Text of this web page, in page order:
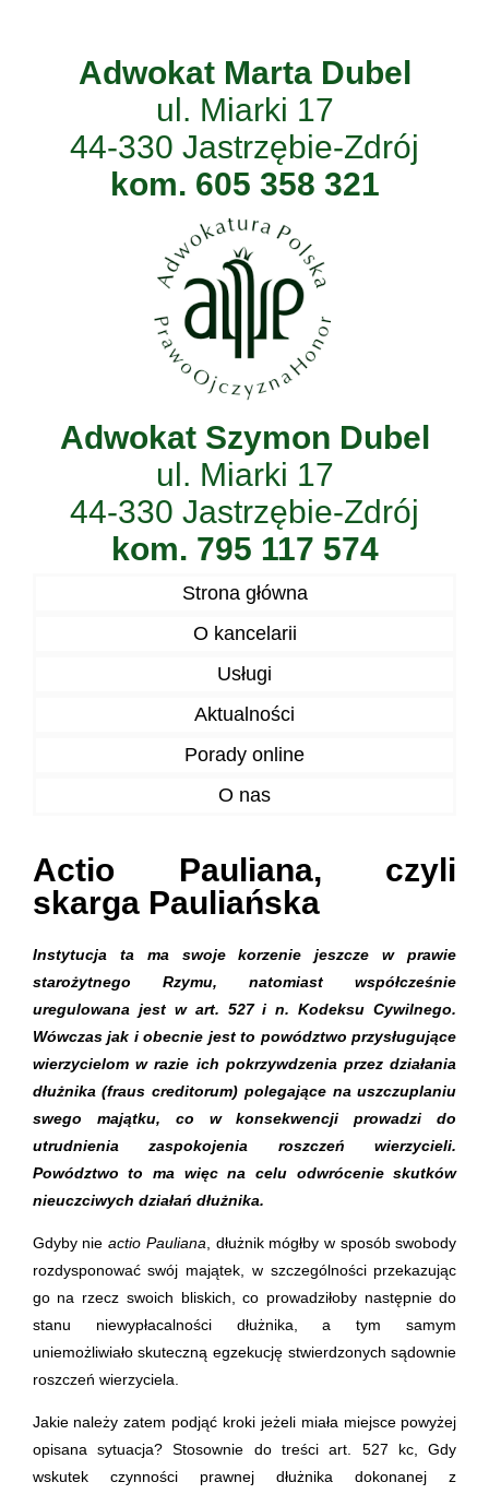
Adwokat Marta Dubel
ul. Miarki 17
44-330 Jastrzębie-Zdrój
kom. 605 358 321
Adwokat Szymon Dubel
ul. Miarki 17
44-330 Jastrzębie-Zdrój
kom. 795 117 574
Strona główna
O kancelarii
Usługi
Aktualności
Porady online
O nas
Actio Pauliana, czyli
skarga Pauliańska
Instytucja ta ma swoje korzenie jeszcze w prawie
starożytnego Rzymu, natomiast współcześnie
uregulowana jest w art. 527 i n. Kodeksu Cywilnego.
Wówczas jak i obecnie jest to powództwo przysługujące
wierzycielom w razie ich pokrzywdzenia przez działania
dłużnika (fraus creditorum) polegające na uszczuplaniu
swego majątku, co w konsekwencji prowadzi do
utrudnienia zaspokojenia roszczeń wierzycieli.
Powództwo to ma więc na celu odwrócenie skutków
nieuczciwych działań dłużnika.
Gdyby nieactio Pauliana , dłużnik mógłby w sposób swobody
rozdysponować swój majątek, w szczególności przekazując
go na rzecz swoich bliskich, co prowadziłoby następnie do
stanu niewypłacalności dłużnika, a tym samym
uniemożliwiało skuteczną egzekucję stwierdzonych sądownie
roszczeń wierzyciela.
Jakie należy zatem podjąć kroki jeżeli miała miejsce powyżej
opisana sytuacja? Stosownie do treści art. 527 kc, Gdy
wskutek czynności prawnej dłużnika dokonanej z